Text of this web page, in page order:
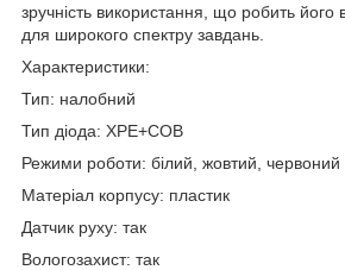
зручність використання, що робить його
для широкого спектру завдань.
Характеристики:
Тип: налобний
Тип діода: XPE+COB
Режими роботи: білий, жовтий, червоний
Матеріал корпусу: пластик
Датчик руху: так
Вологозахист: так